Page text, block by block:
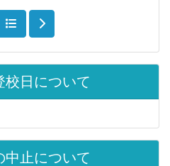
校日について
中止について